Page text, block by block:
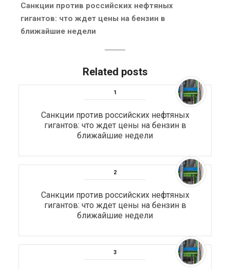
Next
post:
Санкции против российских нефтяных
гигантов: что ждет цены на бензин в
ближайшие недели
Related posts
Санкции против российских нефтяных
гигантов: что ждет цены на бензин в
ближайшие недели
Санкции против российских нефтяных
гигантов: что ждет цены на бензин в
ближайшие недели